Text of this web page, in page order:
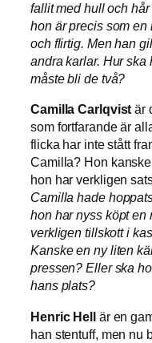
fallit med hull och
hon är precis som en
och flirtig. Men han
andra karlar. Hur ska
måste bli de två?
Camilla Carlqvist är
som fortfarande är
flicka har inte stått
Camilla? Hon
hon har verkligen
Camilla hade
hon har nyss köpt en
verkligen tillskott i
Kanske en ny liten
pressen? Eller ska
hans plats?
Henric Hellär en
han stentuff, men nu